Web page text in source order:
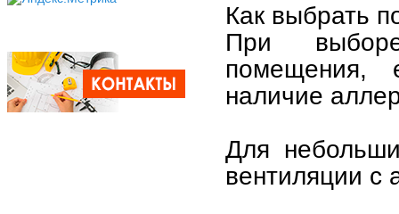
Как выбрать
При
помещения,
наличие
Для
вентиляции с